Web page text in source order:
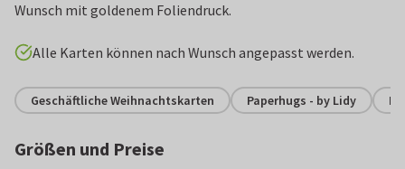
Wunsch mit goldenem Foliendruck.
Alle Karten können nach Wunsch angepasst werden.
Geschäftliche Weihnachtskarten Paperhugs - by Lidy
Größen und Preise